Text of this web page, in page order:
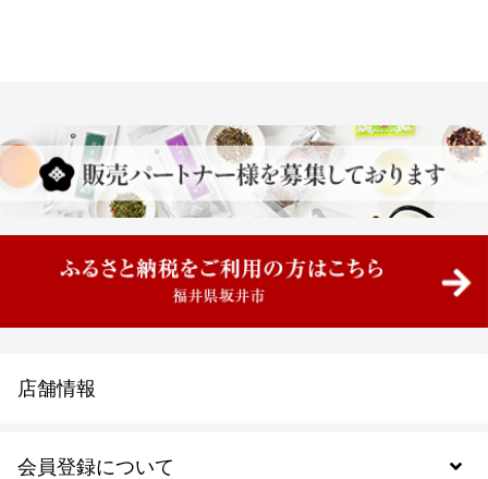
会員登録について
店舗情報